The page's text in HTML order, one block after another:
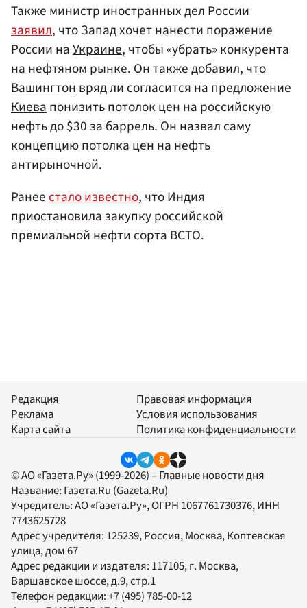
Также министр иностранных дел России
заявил, что Запад хочет нанести поражение
России наУкраине, чтобы «убрать» конкурента
на нефтяном рынке. Он также добавил, что
Вашингтонвряд ли согласится на предложение
Киевапонизить потолок цен на российскую
нефть до $30 за баррель. Он назвал саму
концепцию потолка цен на нефть
антирыночной.
Ранеестало известно, что Индия
приостановила закупку российской
премиальной нефти сорта ВСТО.
Редакция
Реклама
Карта сайта
Правовая информация
Условия использования
Политика конфиденциальности
© АО «Газета.Ру» (1999-2026) – Главные новости дня
Название: Газета.Ru (Gazeta.Ru)
Учредитель:АО «Газета.Ру», ОГРН 1067761730376, ИНН
7743625728
Адрес учредителя: 125239, Россия, Москва, Коптевская
улица, дом 67
Адрес редакции и издателя: 117105, г. Москва,
Варшавское шоссе, д.9, стр.1
Телефон редакции:+7 (495) 785-00-12